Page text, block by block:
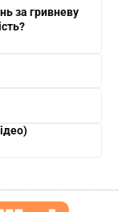
за гривневу